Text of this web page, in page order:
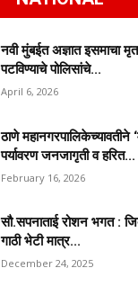
नवी मुंबईत अज्ञात
पटविण्याचे पोलिसांचे...
April 6, 2026
ठाणे महानगरपालिकेच्यावतीने
पर्यावरण जनजागृती व हरित...
February 16, 2026
सौ.सपनाताई रोशन भगत :
गाठी भेटी मात्र...
December 24, 2025